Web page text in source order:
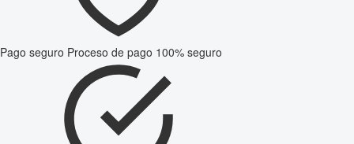
Pago seguro Proceso de pago 100% seguro